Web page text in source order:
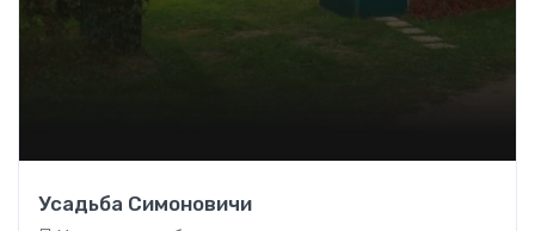
Усадьба Симоновичи